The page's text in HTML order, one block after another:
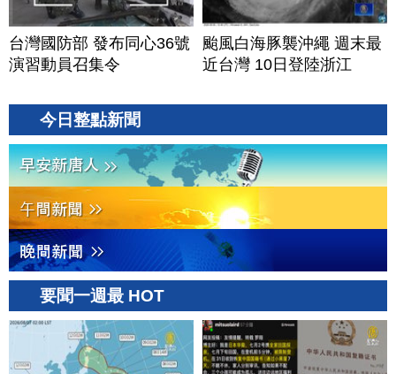
台灣國防部 發布同心36號
演習動員召集令
颱風白海豚襲沖繩 週末最
近台灣 10日登陸浙江
今日整點新聞
要聞一週最 HOT